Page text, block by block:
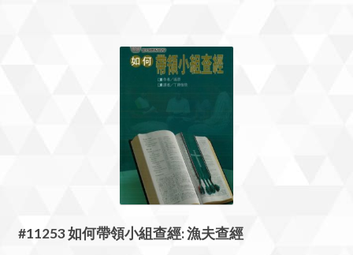
#11253 如何帶領小組查經: 漁夫查經